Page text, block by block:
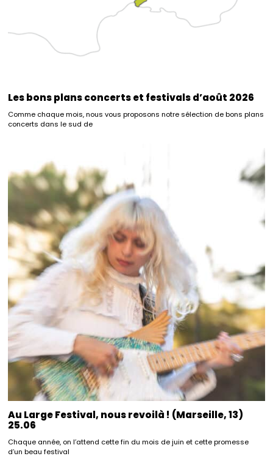
Les bons plans concerts et festivals d’août 2026
Comme chaque mois, nous vous proposons notre sélection de bons plans
concerts dans le sud de
Au Large Festival, nous revoilà ! (Marseille, 13)
25.06
Chaque année, on l’attend cette fin du mois de juin et cette promesse
d’un beau festival